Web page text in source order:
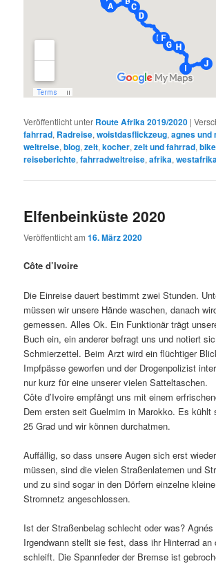
Veröffentlicht unter Route Afrika 2019/2020 |
fahrrad, Radreise,woistdasflickzeug,agnes und
weltreise,blog,zelt,kocher,zelt und fahrrad,bike
reiseberichte,fahrradweltreise,afrika,
Elfenbeinküste 2020
Veröffentlicht am16. März 2020
Côte d’Ivoire
Die Einreise dauert bestimmt zwei Stunden.
müssen wir unsere Hände waschen, danach
gemessen. Alles Ok. Ein Funktionär trägt
Buch ein, ein anderer befragt uns und notiert
Schmierzettel. Beim Arzt wird ein flüchtiger
Impfpässe geworfen und der Drogenpolizist
nur kurz für eine unserer vielen Satteltaschen.
Côte d’Ivoire empfängt uns mit einem
Dem ersten seit Guelmim in Marokko. Es kühlt
25 Grad und wir können durchatmen.
Auffällig, so dass unsere Augen sich erst
müssen, sind die vielen Straßenlaternen und
und zu sind sogar in den Dörfern einzelne
Stromnetz angeschlossen.
Ist der Straßenbelag schlecht oder was?
Irgendwann stellt sie fest, dass ihr Hinterrad an
schleift. Die Spannfeder der Bremse ist